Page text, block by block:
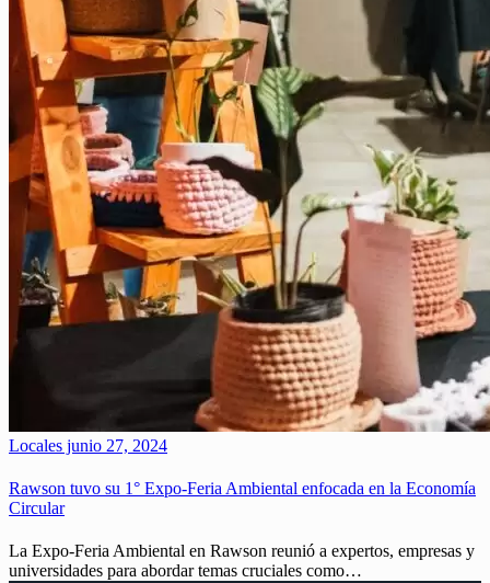
Locales junio 27, 2024
Rawson tuvo su 1° Expo-Feria Ambiental enfocada en la Economía
Circular
La Expo-Feria Ambiental en Rawson reunió a expertos, empresas y
universidades para abordar temas cruciales como…